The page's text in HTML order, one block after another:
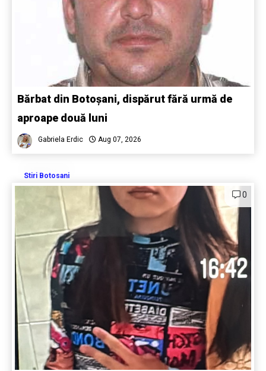
Bărbat din Botoșani, dispărut fără urmă de
aproape două luni
Gabriela Erdic Aug 07, 2026
Stiri Botosani
0